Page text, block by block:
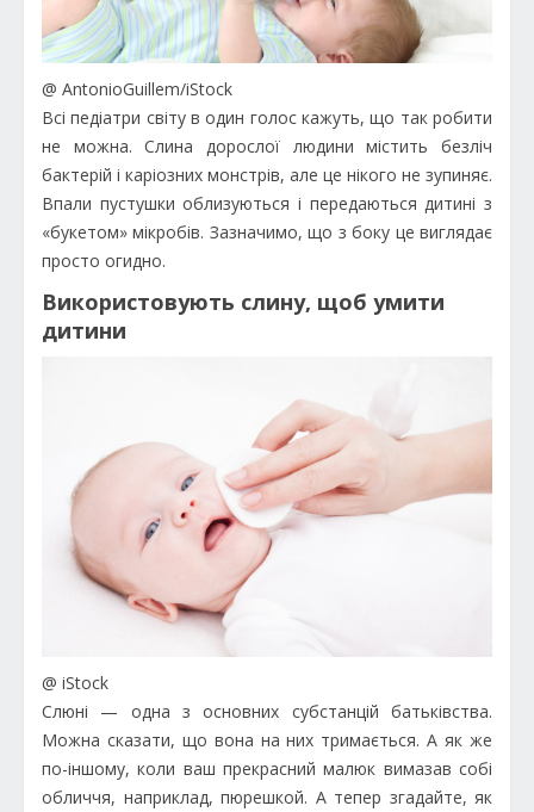
@ AntonioGuillem/iStock
Всі педіатри світу в один голос кажуть, що так робити
не можна. Слина дорослої людини містить безліч
бактерій і каріозних монстрів, але це нікого не зупиняє.
Впали пустушки облизуються і передаються дитині з
«букетом» мікробів. Зазначимо, що з боку це виглядає
просто огидно.
Використовують слину, щоб умити
дитини
@ iStock
Слюні — одна з основних субстанцій батьківства.
Можна сказати, що вона на них тримається. А як же
по-іншому, коли ваш прекрасний малюк вимазав собі
обличчя, наприклад, пюрешкой. А тепер згадайте, як